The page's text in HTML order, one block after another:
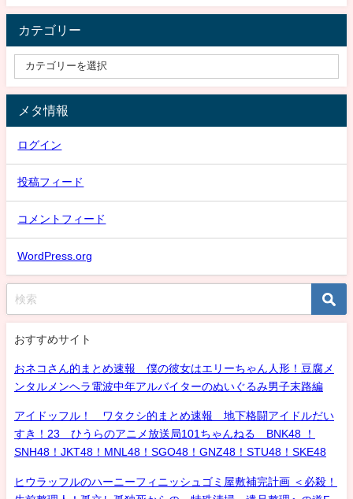
カテゴリー
メタ情報
ログイン
投稿フィード
コメントフィード
WordPress.org
おすすめサイト
おネコさん的まとめ速報 僕の彼女はエリーちゃん人形！豆腐メ
ンタルメンヘラ電波中年アルバイターのぬいぐるみ男子末路編
アイドッフル！ ワタクシ的まとめ速報 地下格闘アイドルだい
すき！23 ひうらのアニメ放送局101ちゃんねる BNK48 ！
SNH48！JKT48！MNL48！SGO48！GNZ48！STU48！SKE48
ヒウラッフルのハーニーフィニッシュゴミ屋敷補完計画 ＜必殺！